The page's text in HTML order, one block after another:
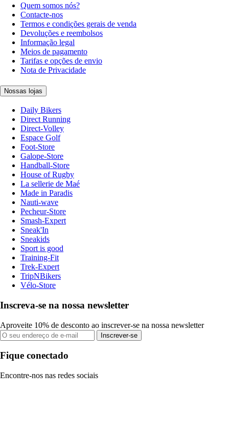
Quem somos nós?
Contacte-nos
Termos e condições gerais de venda
Devoluções e reembolsos
Informação legal
Meios de pagamento
Tarifas e opções de envio
Nota de Privacidade
Nossas lojas
Daily Bikers
Direct Running
Direct-Volley
Espace Golf
Foot-Store
Galope-Store
Handball-Store
House of Rugby
La sellerie de Maé
Made in Paradis
Nauti-wave
Pecheur-Store
Smash-Expert
Sneak'In
Sneakids
Sport is good
Training-Fit
Trek-Expert
TripNBikers
Vélo-Store
Inscreva-se na nossa newsletter
Aproveite 10% de desconto ao inscrever-se na nossa newsletter
Inscrever-se
Fique conectado
Encontre-nos nas redes sociais